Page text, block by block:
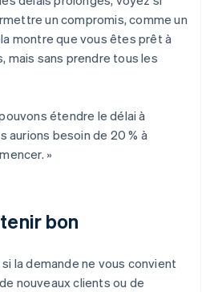
un compromis, comme un
montre que vous êtes prêt à
mais sans prendre tous les
étendre le délai à
aurions besoin de 20 % à
»
bon
la demande ne vous convient
nouveaux clients ou de